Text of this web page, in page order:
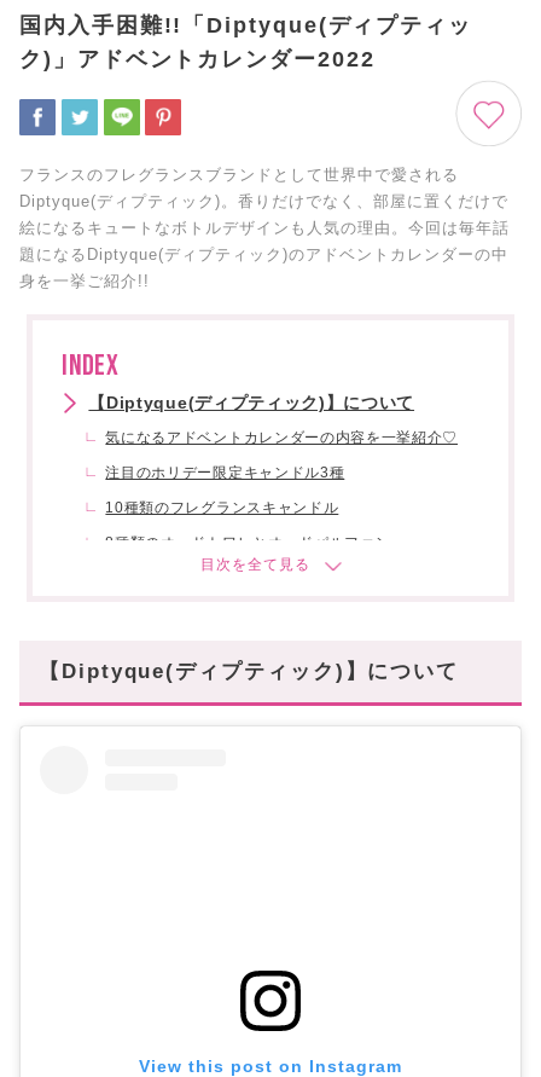
国内入手困難!!「Diptyque(ディプティッ
ク)」アドベントカレンダー2022
フランスのフレグランスブランドとして世界中で愛される
Diptyque(ディプティック)。香りだけでなく、部屋に置くだけで
絵になるキュートなボトルデザインも人気の理由。今回は毎年話
題になるDiptyque(ディプティック)のアドベントカレンダーの中
身を一挙ご紹介!!
INDEX
【Diptyque(ディプティック)】について
気になるアドベントカレンダーの内容を一挙紹介♡
注目のホリデー限定キャンドル3種
10種類のフレグランスキャンドル
8種類のオードトワレとオードパルファン
3種類のフレグランスジェスチャー (香りのボディケ
あなたにオススメの記事はこちら!
【Diptyque(ディプティック)】について
View this post on Instagram